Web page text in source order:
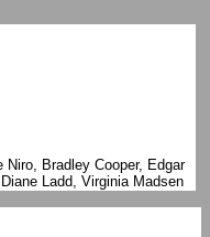
Niro, Bradley Cooper, Edgar
Ladd, Virginia Madsen